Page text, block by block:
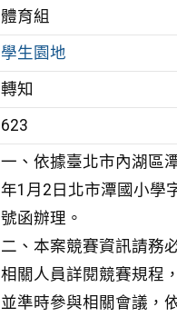
體育組
學生園地
轉知
623
一、依據臺北市內湖區
年1月2日北市潭國小學
號函辦理。
二、本案競賽資訊請務
相關人員詳閱競賽規程
並準時參與相關會議，